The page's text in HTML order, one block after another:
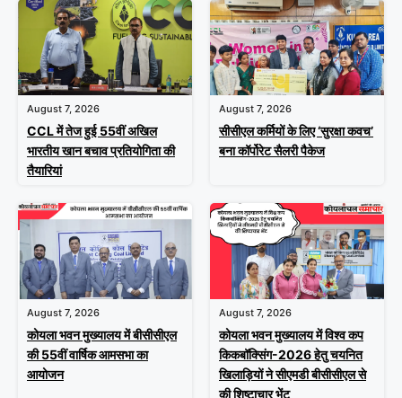
August 7, 2026
CCL में तेज हुई 55वीं अखिल
भारतीय खान बचाव प्रतियोगिता की
तैयारियां
August 7, 2026
सीसीएल कर्मियों के लिए ‘सुरक्षा कवच’
बना कॉर्पोरेट सैलरी पैकेज
August 7, 2026
कोयला भवन मुख्यालय में बीसीसीएल
की 55वीं वार्षिक आमसभा का
आयोजन
August 7, 2026
कोयला भवन मुख्यालय में विश्व कप
किकबॉक्सिंग-2026 हेतु चयनित
खिलाड़ियों ने सीएमडी बीसीसीएल से
की शिष्टाचार भेंट